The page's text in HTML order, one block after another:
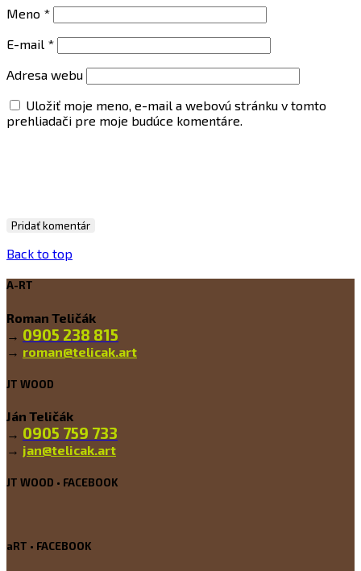
Meno *
E-mail *
Adresa webu
Uložiť moje meno, e-mail a webovú stránku v tomto
prehliadači pre moje budúce komentáre.
Back to top
A-RT
Roman Teličák
→ 0905 238 815
→ roman@telicak.art
JT WOOD
Ján Teličák
→ 0905 759 733
→ jan@telicak.art
JT WOOD • FACEBOOK
aRT • FACEBOOK